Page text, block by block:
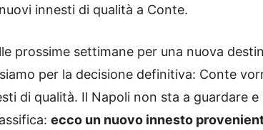
innesti di qualità a Conte.
prossime settimane per una nuova
per la decisione definitiva: Conte
di qualità. Il Napoli non sta a guardare
ecco un nuovo innesto